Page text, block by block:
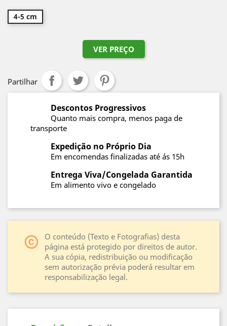
4-5 cm
VER PREÇO
Partilhar
Descontos Progressivos
Quanto mais compra, menos paga de
transporte
Expedição no Próprio Dia
Em encomendas finalizadas até ás 15h
Entrega Viva/Congelada Garantida
Em alimento vivo e congelado
copyright
O conteúdo (Texto e Fotografias) desta
página está protegido por direitos de autor.
A sua cópia, redistribuição ou modificação
sem autorização prévia poderá resultar em
responsabilização legal.